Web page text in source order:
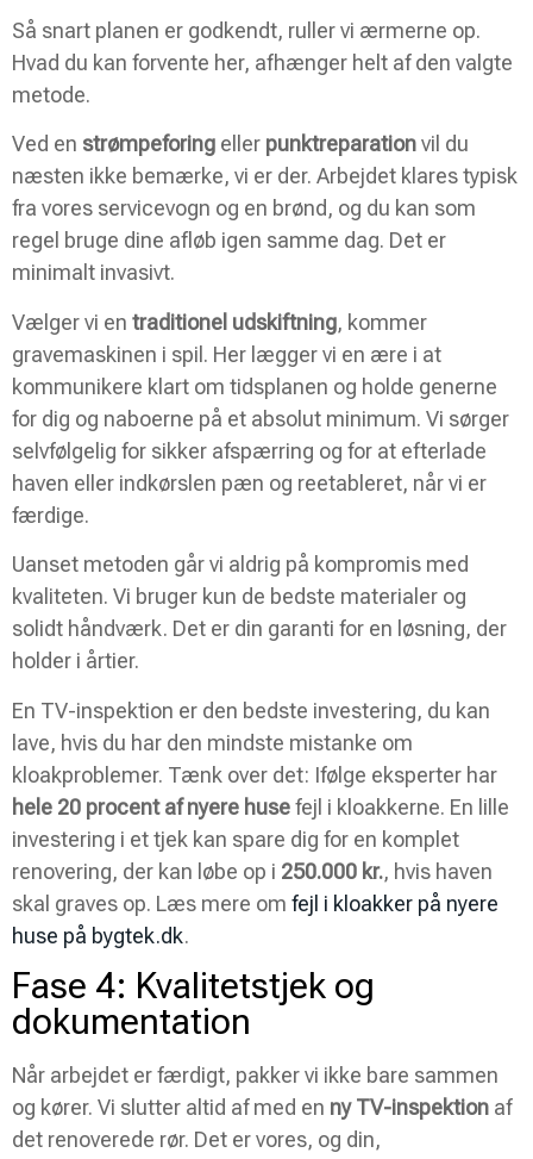
Så snart planen er godkendt, ruller vi ærmerne op.
Hvad du kan forvente her, afhænger helt af den valgte
metode.
Ved en strømpeforing eller punktreparationvil du
næsten ikke bemærke, vi er der. Arbejdet klares typisk
fra vores servicevogn og en brønd, og du kan som
regel bruge dine afløb igen samme dag. Det er
minimalt invasivt.
Vælger vi en traditionel udskiftning, kommer
gravemaskinen i spil. Her lægger vi en ære i at
kommunikere klart om tidsplanen og holde generne
for dig og naboerne på et absolut minimum. Vi sørger
selvfølgelig for sikker afspærring og for at efterlade
haven eller indkørslen pæn og reetableret, når vi er
færdige.
Uanset metoden går vi aldrig på kompromis med
kvaliteten. Vi bruger kun de bedste materialer og
solidt håndværk. Det er din garanti for en løsning, der
holder i årtier.
En TV-inspektion er den bedste investering, du kan
lave, hvis du har den mindste mistanke om
kloakproblemer. Tænk over det: Ifølge eksperter har
hele 20 procent af nyere husefejl i kloakkerne. En lille
investering i et tjek kan spare dig for en komplet
renovering, der kan løbe op i 250.000 kr., hvis haven
skal graves op. Læs mere om fejl i kloakker på nyere
huse på bygtek.dk.
Fase 4: Kvalitetstjek og
dokumentation
Når arbejdet er færdigt, pakker vi ikke bare sammen
og kører. Vi slutter altid af med en ny TV-inspektion af
det renoverede rør. Det er vores, og din,